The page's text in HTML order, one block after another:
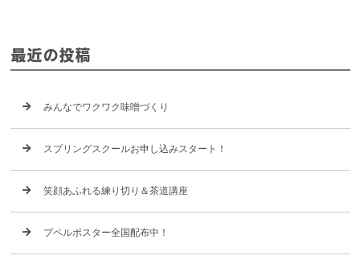
最近の投稿
みんなでワクワク味噌づくり
スプリングスクールお申し込みスタート！
笑顔あふれる練り切り＆茶道講座
プペルポスター全国配布中！